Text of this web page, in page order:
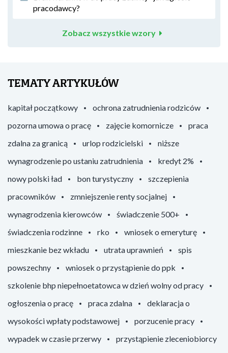
pracodawcy?
Zobacz wszystkie wzory
TEMATY ARTYKUŁÓW
kapitał początkowy
ochrona zatrudnienia rodziców
pozorna umowa o pracę
zajęcie komornicze
praca
zdalna za granicą
urlop rodzicielski
niższe
wynagrodzenie po ustaniu zatrudnienia
kredyt 2%
nowy polski ład
bon turystyczny
szczepienia
pracowników
zmniejszenie renty socjalnej
wynagrodzenia kierowców
świadczenie 500+
świadczenia rodzinne
rko
wniosek o emeryturę
mieszkanie bez wkładu
utrata uprawnień
spis
powszechny
wniosek o przystąpienie do ppk
szkolenie bhp niepełnoetatowca w dzień wolny od pracy
ogłoszenia o pracę
praca zdalna
deklaracja o
wysokości wpłaty podstawowej
porzucenie pracy
wypadek w czasie przerwy
przystąpienie zleceniobiorcy